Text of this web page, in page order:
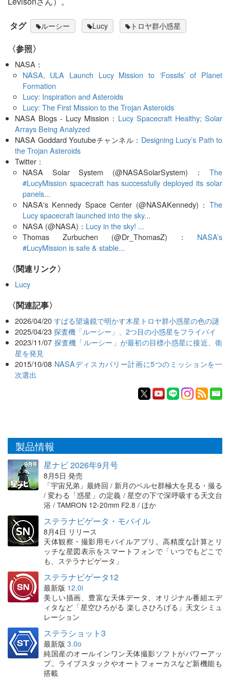
タグ ルーシー Lucy トロヤ群小惑星
〈参照〉
NASA：
NASA, ULA Launch Lucy Mission to ‘Fossils’ of Planet
Formation
Lucy: Inspiration and Asteroids
Lucy: The First Mission to the Trojan Asteroids
NASA Blogs - Lucy Mission： Lucy Spacecraft Healthy; Solar
Arrays Being Analyzed
NASA Goddard Youtubeチャンネル： Designing Lucy’s Path to
the Trojan Asteroids
Twitter：
NASA Solar System (@NASASolarSystem)： The
#LucyMission spacecraft has successfully deployed its solar
panels...
NASA's Kennedy Space Center (@NASAKennedy)： The
Lucy spacecraft launched into the sky...
NASA (@NASA)： Lucy in the sky! ...
Thomas Zurbuchen (@Dr_ThomasZ)： NASA’s
#LucyMission is safe & stable...
〈関連リンク〉
Lucy
関連記事
2026/04/20 すばる望遠鏡で明かす木星トロヤ群小惑星の色の謎
2025/04/23 探査機「ルーシー」、2つ目の小惑星をフライバイ
2023/11/07 探査機「ルーシー」が最初の目標小惑星に接近、衛
星を発見
2015/10/08 NASAディスカバリー計画に5つのミッションを一
次選出
製品情報
星ナビ 2026年9月号
8月5日 発売
「宇宙兄弟」最終回 / 新月のペルセ群極大を見る・撮る
/ 変わる「惑星」の定義 / 星空の下で深呼吸する天文台
浴 / TAMRON 12-20mm F2.8 / ほか
ステラナビゲータ・モバイル
8月4日 リリース
天体観察・撮影用モバイルアプリ。高精度な計算とリ
ッチな星図表示をスマートフォンで「いつでもどこで
も、ステラナビゲータ」
ステラナビゲータ12
最新版 12.0i
美しい描画、豊富な天体データ、オリジナル番組エデ
ィタなど「星空ひろがる 楽しさひろげる」天文シミュ
レーション
ステラショット3
最新版 3.0o
純国産のオールインワン天体撮影ソフトがパワーアッ
プ。ライブスタックやオートフォーカスなど新機能も
搭載